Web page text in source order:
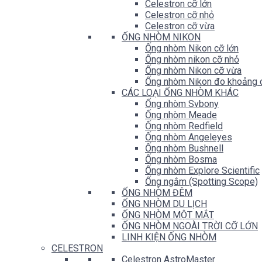
Celestron cỡ lớn
Celestron cỡ nhỏ
Celestron cỡ vừa
ỐNG NHÒM NIKON
Ống nhòm Nikon cỡ lớn
Ống nhòm nikon cỡ nhỏ
Ống nhòm Nikon cỡ vừa
Ống nhòm Nikon đo khoảng
CÁC LOẠI ỐNG NHÒM KHÁC
Ống nhòm Svbony
Ống nhòm Meade
Ống nhòm Redfield
Ống nhòm Angeleyes
Ống nhòm Bushnell
Ống nhòm Bosma
Ống nhòm Explore Scientific
Ống ngắm (Spotting Scope)
ỐNG NHÒM ĐÊM
ỐNG NHÒM DU LỊCH
ỐNG NHÒM MỘT MẮT
ỐNG NHÒM NGOÀI TRỜI CỠ LỚN
LINH KIỆN ỐNG NHÒM
CELESTRON
Celestron AstroMaster